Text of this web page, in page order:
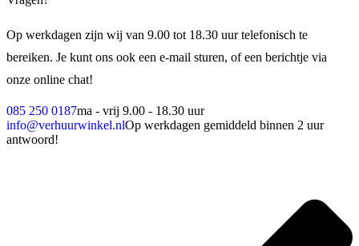
Op werkdagen zijn wij van 9.00 tot 18.30 uur telefonisch te
bereiken. Je kunt ons ook een e-mail sturen, of een berichtje via
onze online chat!
085 250 0187ma - vrij 9.00 - 18.30 uur
info@verhuurwinkel.nlOp werkdagen gemiddeld binnen 2 uur
antwoord!